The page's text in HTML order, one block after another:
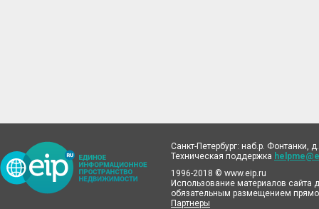
Санкт-Петербург: наб.р. Фонтанки,
Техническая поддержка
1996-2018 © www.eip.ru
Использование материалов сайта
обязательным размещением
Партнеры